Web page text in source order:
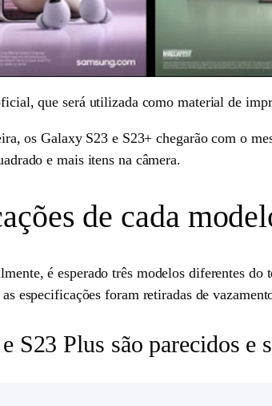
que será utilizada como material de
os Galaxy S23 e S23+ chegarão com o
e mais itens na câmera.
de cada
é esperado três modelos diferentes
especificações foram retiradas de
S23 Plus são parecidos e